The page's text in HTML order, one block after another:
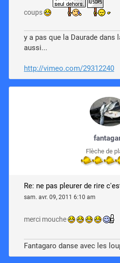
coups
y a pas que la Daurade dans
aussi...
http://vimeo.com/29312240
Flèche de
Re: ne pas pleurer de rire
sam. avr. 09, 2011 6:10 am
merci mouche
Fantagaro danse avec les